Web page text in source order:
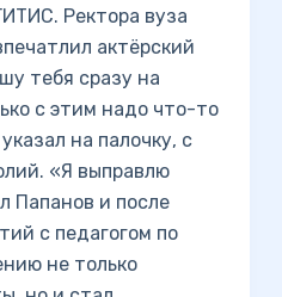
Ректора вуза
актёрский
тебя сразу на
с этим надо что-то
на палочку, с
«Я выправлю
Папанов и после
с педагогом по
не только